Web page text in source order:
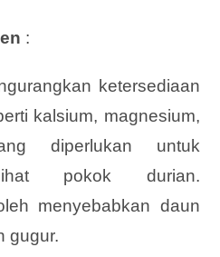
:
ketersediaan
kalsium, magnesium,
diperlukan untuk
pokok durian.
menyebabkan daun
gugur.